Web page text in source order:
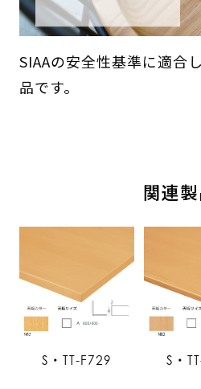
SIAAの安全性基準に適合
品です。
関連
S・TT-F729 S・